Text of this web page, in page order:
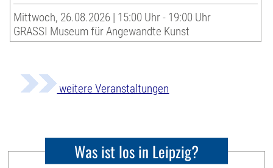
Mittwoch, 26.08.2026 | 15:00 Uhr - 19:00 Uhr
GRASSI Museum für Angewandte Kunst
weitere Veranstaltungen
Was ist los in Leipzig?